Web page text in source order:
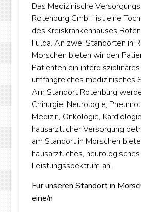
Das Medizinische
Rotenburg GmbH ist eine
des Kreiskrankenhauses
Fulda. An zwei Standorten in
Morschen bieten wir den
Patienten ein
umfangreiches medizinisches
Am Standort Rotenburg
Chirurgie, Neurologie,
Medizin, Onkologie,
hausärztlicher Versorgung
am Standort in Morschen
hausärztliches,
Leistungsspektrum an.
Für unseren Standort in
eine/n